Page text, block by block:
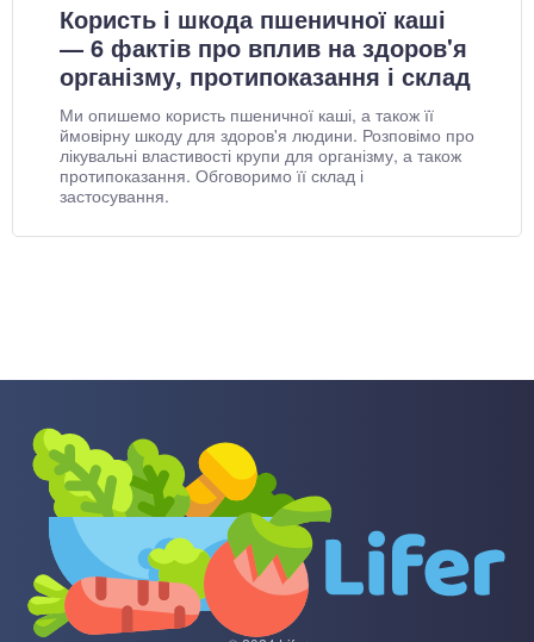
Користь і шкода пшеничної каші
— 6 фактів про вплив на здоров'я
організму, протипоказання і склад
Ми опишемо користь пшеничної каші, а також її
ймовірну шкоду для здоров'я людини. Розповімо про
лікувальні властивості крупи для організму, а також
протипоказання. Обговоримо її склад і
застосування.